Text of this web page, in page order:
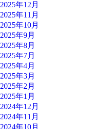
2025年12月
2025年11月
2025年10月
2025年9月
2025年8月
2025年7月
2025年4月
2025年3月
2025年2月
2025年1月
2024年12月
2024年11月
2024年10月